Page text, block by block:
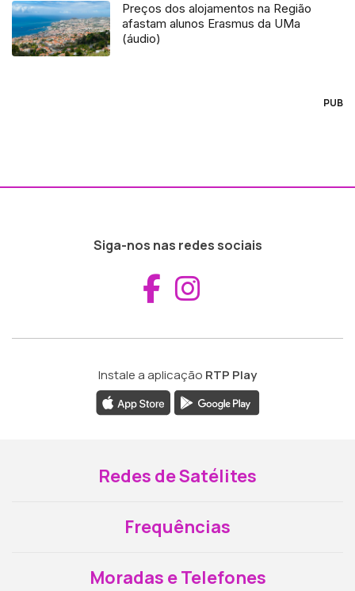
Preços dos alojamentos na Região
afastam alunos Erasmus da UMa
(áudio)
PUB
Siga-nos nas redes sociais
Aceder ao
Instale a aplicação RTP Play
Redes de Satélites
Frequências
Moradas e Telefones